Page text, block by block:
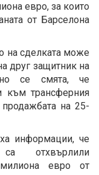
евро, за които
от Барселона
на сделката може
друг защитник на
но се смята, че
към трансферния
на 25-
информации, че
отхвърлили
евро от